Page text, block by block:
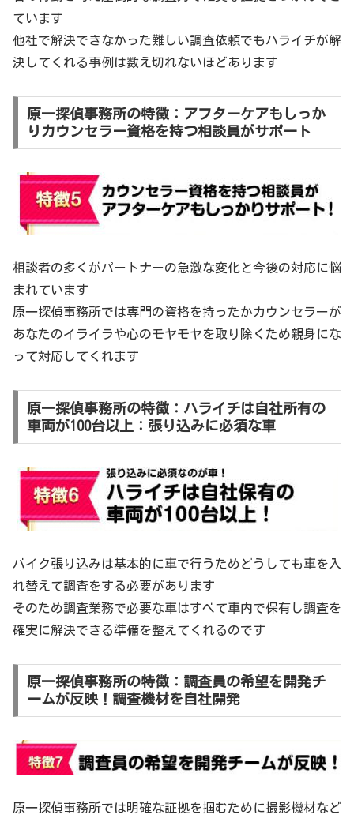
ています
他社で解決できなかった難しい調査依頼でもハライチが解
決してくれる事例は数え切れないほどあります
原一探偵事務所の特徴：アフターケアもしっか
りカウンセラー資格を持つ相談員がサポート
相談者の多くがパートナーの急激な変化と今後の対応に悩
まれています
原一探偵事務所では専門の資格を持ったかカウンセラーが
あなたのイライラや心のモヤモヤを取り除くため親身にな
って対応してくれます
原一探偵事務所の特徴：ハライチは自社所有の
車両が100台以上：張り込みに必須な車
バイク張り込みは基本的に車で行うためどうしても車を入
れ替えて調査をする必要があります
そのため調査業務で必要な車はすべて車内で保有し調査を
確実に解決できる準備を整えてくれるのです
原一探偵事務所の特徴：調査員の希望を開発チ
ームが反映！調査機材を自社開発
原一探偵事務所では明確な証拠を掴むために撮影機材など